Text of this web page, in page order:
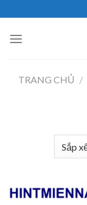
to
content
TRANG CHỦ /